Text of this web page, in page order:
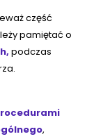
część
pamiętać o
podczas
,